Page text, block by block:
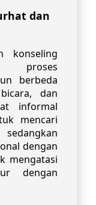
dan
konseling
proses
berbeda
dan
informal
mencari
dengan
mengatasi
dengan